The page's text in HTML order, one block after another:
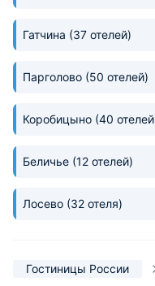
Гатчина (37 отелей)
Парголово (50 отелей)
Коробицыно (40
Беличье (12 отелей)
Лосево (32 отеля)
Гостиницы России